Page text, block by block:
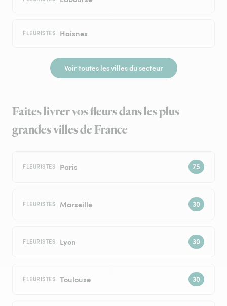
FLEURISTES Haisnes
Voir toutes les villes du secteur
Faites livrer vos fleurs dans les plus
grandes villes de France
FLEURISTES Paris
FLEURISTES Marseille
FLEURISTES Lyon
FLEURISTES Toulouse